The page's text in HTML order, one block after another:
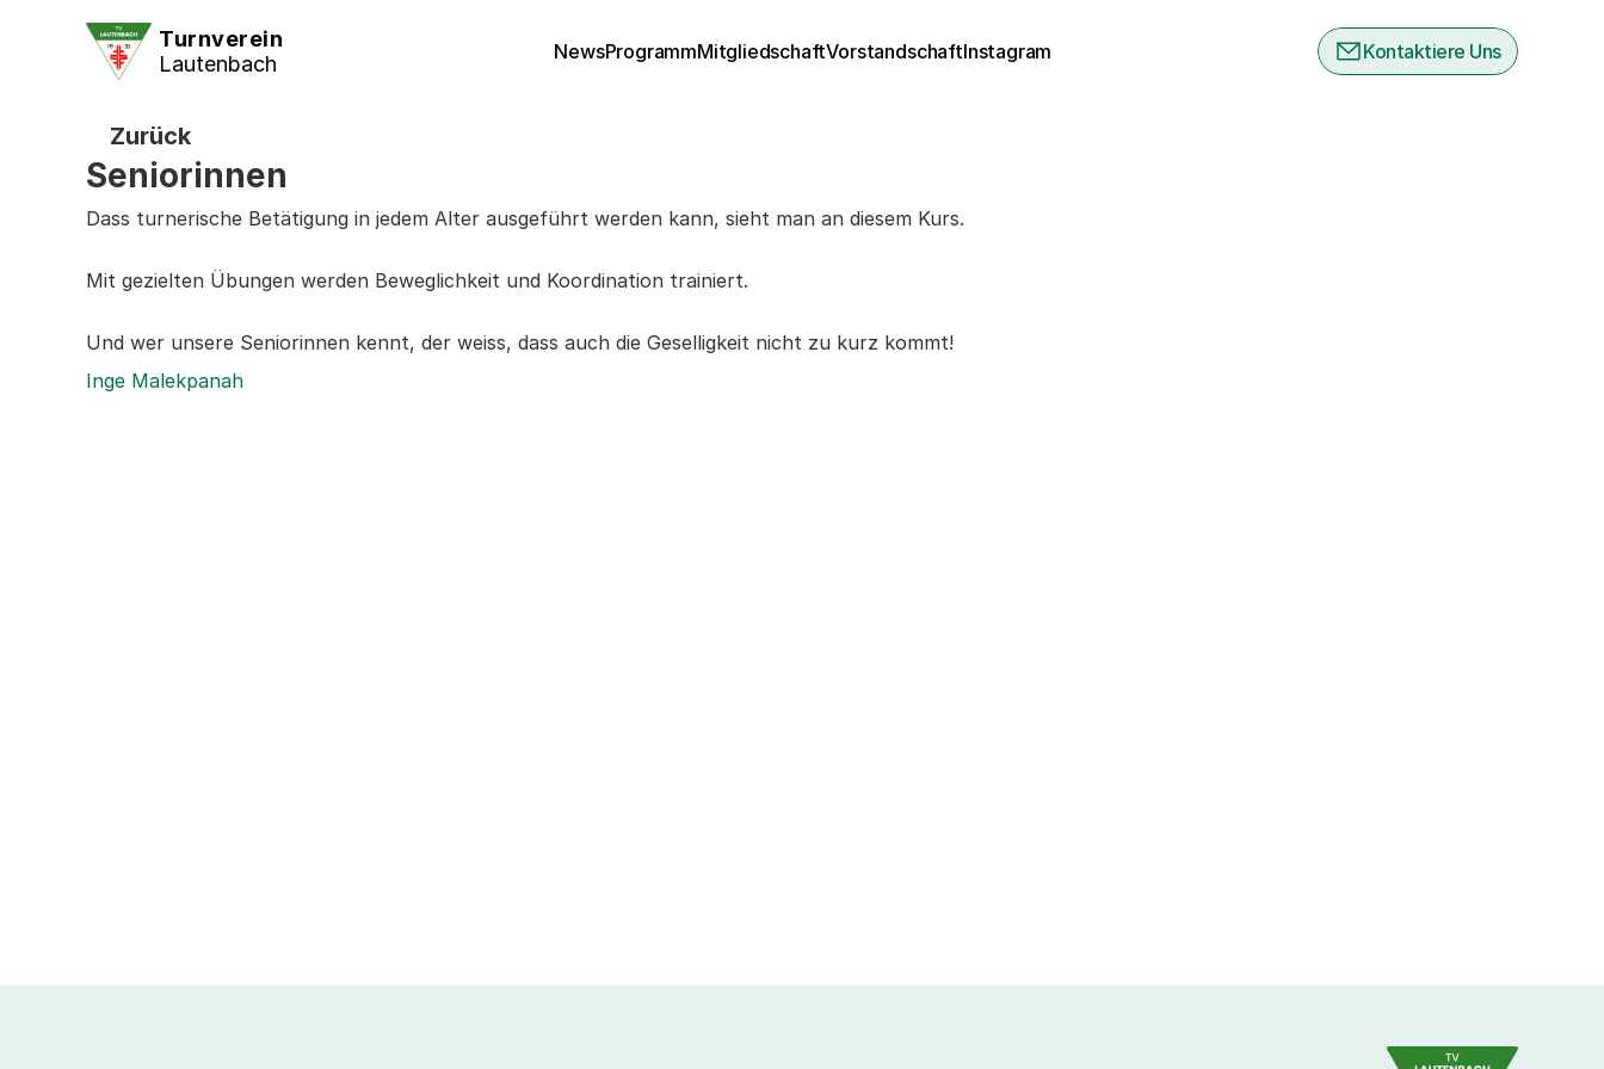
Turnverein
Lautenbach
NewsProgrammMitgliedschaftVorstandschaftInstagram Kontaktiere Uns
Zurück
Seniorinnen
Dass turnerische Betätigung in jedem Alter ausgeführt werden kann, sieht man an diesem Kurs.
Mit gezielten Übungen werden Beweglichkeit und Koordination trainiert.
Und wer unsere Seniorinnen kennt, der weiss, dass auch die Geselligkeit nicht zu kurz kommt!
Inge Malekpanah